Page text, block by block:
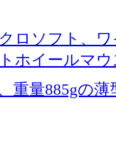
ロソフト、
ホイールマ
重量885gの薄